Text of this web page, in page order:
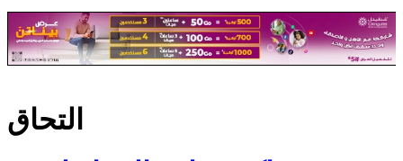
التحاق